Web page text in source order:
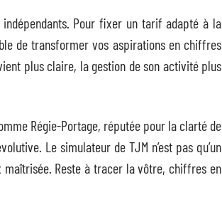
Pour fixer un tarif adapté à la
de transformer vos aspirations en chiffres
plus claire, la gestion de son activité plus
Régie-Portage, réputée pour la clarté de
Le simulateur de TJM n’est pas qu’un
maîtrisée. Reste à tracer la vôtre, chiffres en